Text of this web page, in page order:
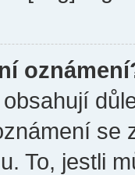
se
To, jestli